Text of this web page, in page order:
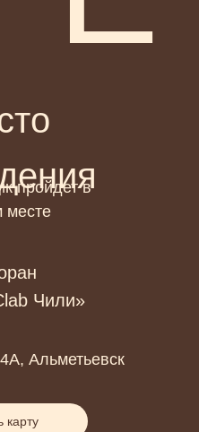
Альметьевск
пройдет в
месте
Чили»
карту